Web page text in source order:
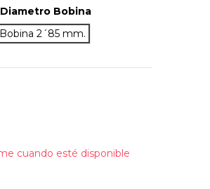
Diametro Bobina
Bobina 2´85 mm.